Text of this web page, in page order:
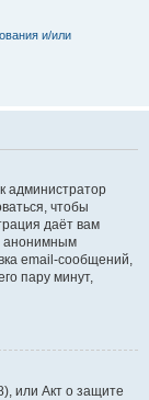
и/или
администратор
чтобы
даёт вам
анонимным
email-сообщений,
пару минут,
или Акт о защите